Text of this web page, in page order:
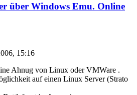
über Windows Emu. Online
15:16
Ahnug von Linux oder VMWare .
auf einen Linux Server (Strato